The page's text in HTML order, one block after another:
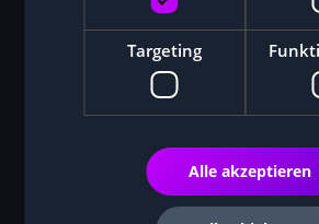
Targeting
Alle akzeptieren